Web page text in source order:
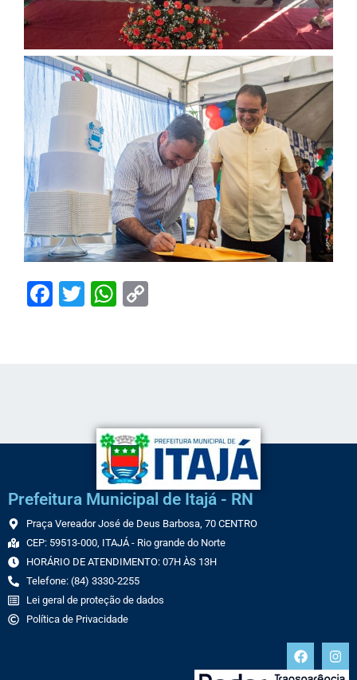
Facebook
TwitterWhatsApp
Prefeitura Municipal de Itajá - RN
Praça Vereador José de Deus Barbosa, 70 CENTRO
CEP: 59513-000, ITAJÁ - Rio grande do Norte
HORÁRIO DE ATENDIMENTO: 07H ÀS 13H
Telefone: (84) 3330-2255
Lei geral de proteção de dados
Política de Privacidade